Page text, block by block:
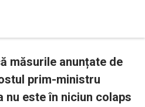
măsurile anunțate de
prim-ministru
nu este în niciun colaps